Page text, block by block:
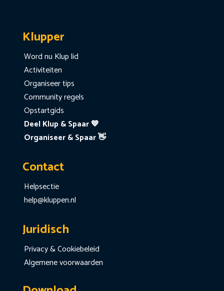
Klupper
Word nu Klup lid
Activiteiten
Organiseer tips
Community regels
Opstartgids
Deel Klup & Spaar 💙
Organiseer & Spaar 👋
Contact
Helpsectie
help@kluppen.nl
Juridisch
Privacy & Cookiebeleid
Algemene voorwaarden